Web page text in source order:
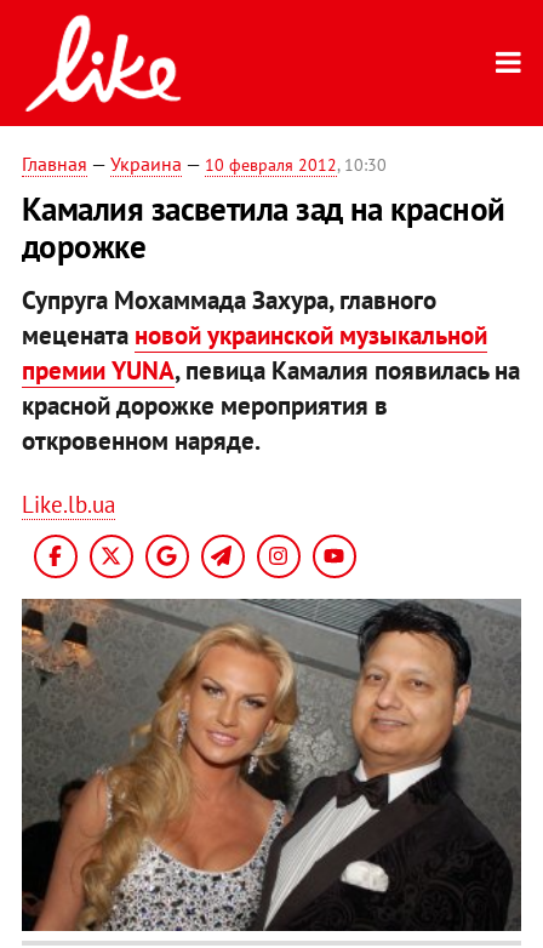
Главная — Украина — 10 февраля 2012, 10:30
Камалия засветила зад на красной
дорожке
Супруга Мохаммада Захура, главного
мецената новой украинской музыкальной
премии YUNA, певица Камалия появилась на
красной дорожке мероприятия в
откровенном наряде.
Like.lb.ua